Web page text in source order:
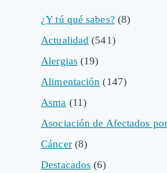
¿Y tú qué sabes? (8)
Actualidad (541)
Alergias(19)
Alimentación (147)
Asma (11)
Asociación de Afectados
Cáncer(8)
Destacados (6)